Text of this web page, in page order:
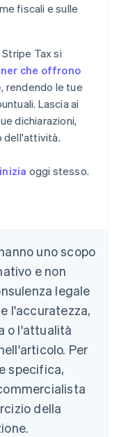
fiscali e sulle
Stripe Tax si
che offrono
, rendendo le tue
Lascia ai
dichiarazioni,
dell'attività.
inizia oggi stesso.
uno scopo
e non
legale
l'accuratezza,
o l'attualità
Per
specifica,
della